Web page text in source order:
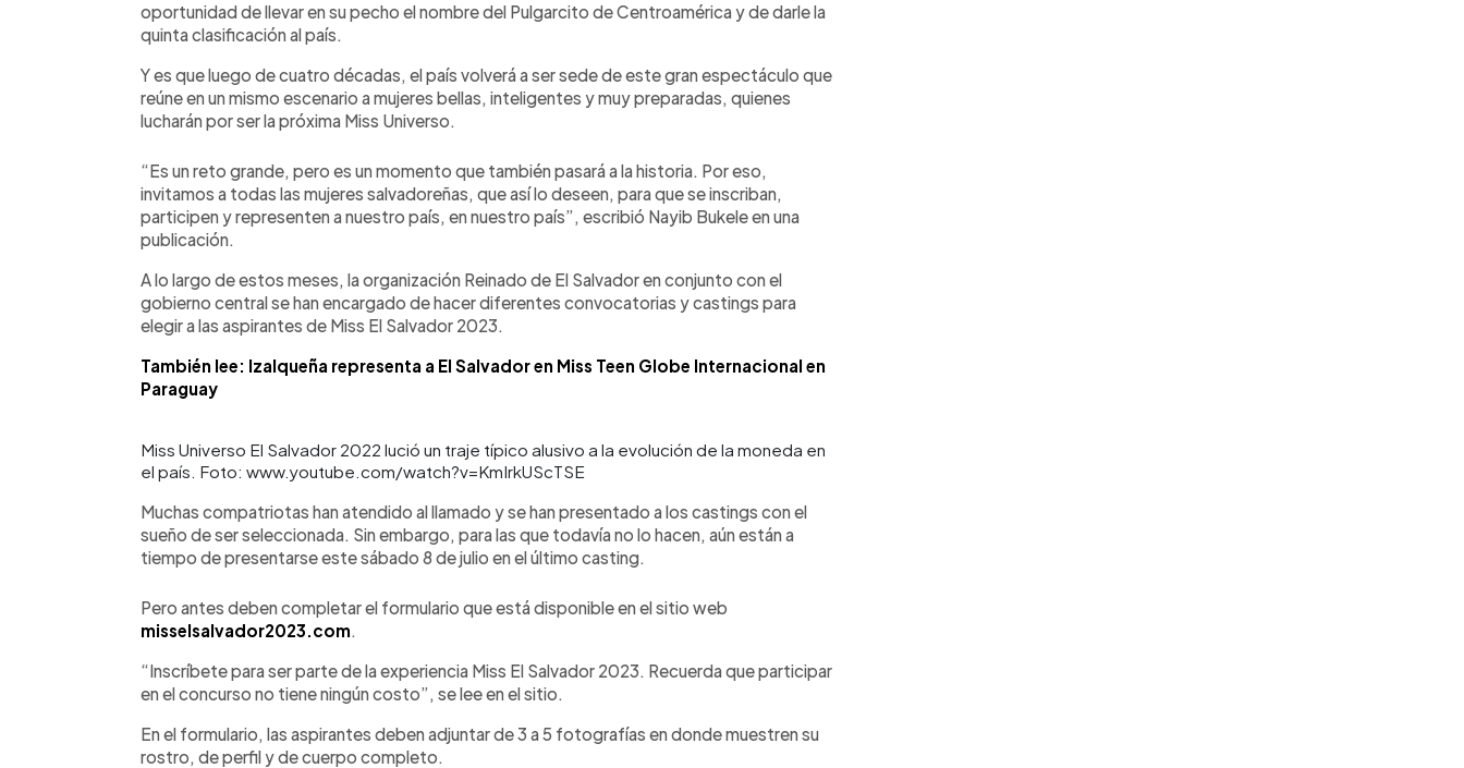
oportunidad de llevar en su pecho el nombre del Pulgarcito de Centroamérica y de darle la
quinta clasificación al país.
Y es que luego de cuatro décadas, el país volverá a ser sede de este gran espectáculo que
reúne en un mismo escenario a mujeres bellas, inteligentes y muy preparadas, quienes
lucharán por ser la próxima Miss Universo.
“Es un reto grande, pero es un momento que también pasará a la historia. Por eso,
invitamos a todas las mujeres salvadoreñas, que así lo deseen, para que se inscriban,
participen y representen a nuestro país, en nuestro país”, escribió Nayib Bukele en una
publicación.
A lo largo de estos meses, la organización Reinado de El Salvador en conjunto con el
gobierno central se han encargado de hacer diferentes convocatorias y castings para
elegir a las aspirantes de Miss El Salvador 2023.
También lee: Izalqueña representa a El Salvador en Miss Teen Globe Internacional en
Paraguay
Miss Universo El Salvador 2022 lució un traje típico alusivo a la evolución de la moneda en
el país. Foto: www.youtube.com/watch?v=KmIrkUScTSE
Muchas compatriotas han atendido al llamado y se han presentado a los castings con el
sueño de ser seleccionada. Sin embargo, para las que todavía no lo hacen, aún están a
tiempo de presentarse este sábado 8 de julio en el último casting.
Pero antes deben completar el formulario que está disponible en el sitio web
misselsalvador2023.com.
“Inscríbete para ser parte de la experiencia Miss El Salvador 2023. Recuerda que participar
en el concurso no tiene ningún costo”, se lee en el sitio.
En el formulario, las aspirantes deben adjuntar de 3 a 5 fotografías en donde muestren su
rostro, de perfil y de cuerpo completo.